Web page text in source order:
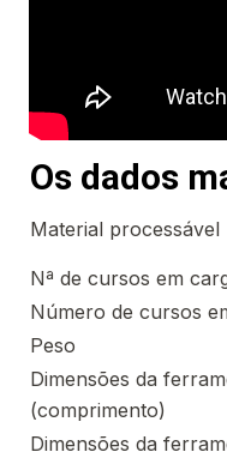
Os dados
Material processável
Nª de cursos em
Número de cursos
Peso
Dimensões da
(comprimento)
Dimensões da